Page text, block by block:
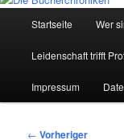
Startseite Wer
Leidenschaft trifft
Impressum
Beitragsnavigation
← Vorheriger